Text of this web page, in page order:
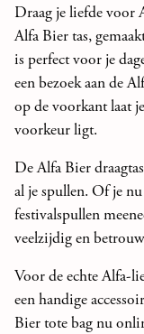
Draag je liefde voor
Alfa Bier tas,
is perfect voor je
een bezoek aan de
op de voorkant laat
voorkeur ligt.
De Alfa Bier
al je spullen. Of je
festivalspullen
veelzijdig en
Voor de echte Alfa-
een handige
Bier tote bag nu